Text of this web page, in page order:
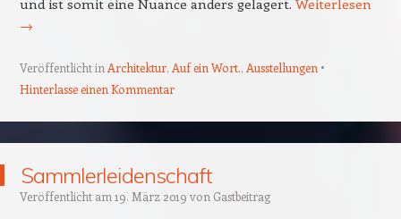
→
Veröffentlicht in Architektur, Auf ein Wort., Ausstellungen
Hinterlasse einen Kommentar
Sammlerleidenschaft
Veröffentlicht am 19. März 2019 von Gastbeitrag